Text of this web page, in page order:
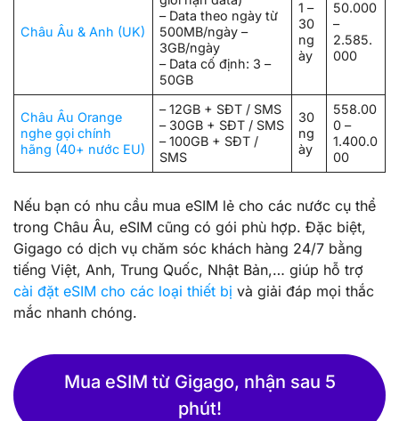
Châu Âu & Anh (UK)
– Data theo ngày từ
500MB/ngày –
3GB/ngày
– Data cố định: 3 –
50GB
1 –
30
ng
ày
50.000
–
2.585.
000
Châu Âu Orange
nghe gọi chính
hãng (40+ nước EU)
– 12GB + SĐT / SMS
– 30GB + SĐT / SMS
– 100GB + SĐT /
SMS
30
ng
ày
558.00
0 –
1.400.0
00
Nếu bạn có nhu cầu mua eSIM lẻ cho các nước cụ thể
trong Châu Âu, eSIM cũng có gói phù hợp. Đặc biệt,
Gigago có dịch vụ chăm sóc khách hàng 24/7 bằng
tiếng Việt, Anh, Trung Quốc, Nhật Bản,… giúp hỗ trợ
cài đặt eSIM cho các loại thiết bị và giải đáp mọi thắc
mắc nhanh chóng.
Mua eSIM từ Gigago, nhận sau 5
phút!